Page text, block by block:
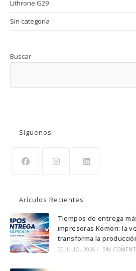
Lithrone G29
Sin categoría
Buscar
Síguenos
una
nueva
pestaña
una
nueva
pestaña
una
nueva
pestaña
Arículos Recientes
Tiempos de entrega
impresoras Komori: la
transforma la
30 JULIO, 2026 / SIN